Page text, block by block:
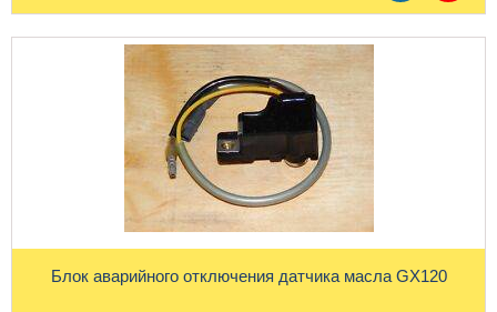
Блок аварийного отключения датчика масла GX120